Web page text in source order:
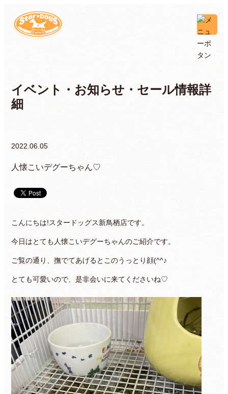
イベント・お知らせ・セール情報詳
細
2022.06.05
人懐こいデグーちゃん♡
こんにちは!スタードッグス新鳥栖店です。
今日はとても人懐こいデグーちゃんのご紹介です。
ご覧の通り、撫でてあげるとこのうっとり顔(^^♪
とても可愛いので、是非会いに来てくださいね♡